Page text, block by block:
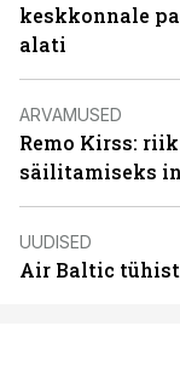
keskkonnale
alati
ARVAMUSED
Remo Kirss:
säilitamiseks
UUDISED
Air Baltic